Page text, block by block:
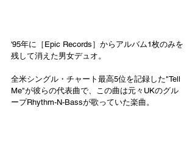
'95年に［Epic Records］からアルバム1枚のみを
残して消えた男女デュオ。
全米シングル・チャート最高5位を記録した"Tell
Me"が彼らの代表曲で、この曲は元々UKのグル
ープRhythm-N-Bassが歌っていた楽曲。